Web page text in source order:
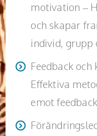
motivation –
och skapar
individ, grupp
Feedback
Effektiva
emot